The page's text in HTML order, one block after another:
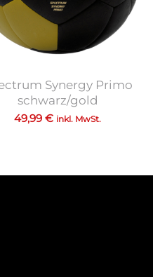
Synergy Primo
schwarz/gold
49,99€ inkl. MwSt.